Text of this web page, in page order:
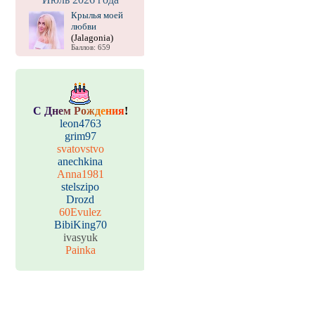
Крылья моей
любви
(Jalagonia)
Баллов: 659
С Днем Рождения!
leon4763
grim97
svatovstvo
anechkina
Anna1981
stelszipo
Drozd
60Evulez
BibiKing70
ivasyuk
Painka